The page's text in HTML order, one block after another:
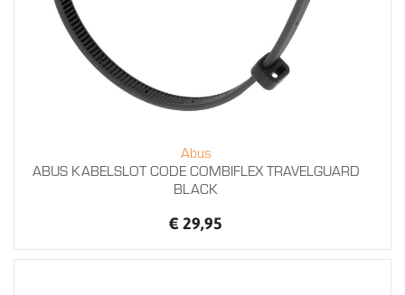
Abus
ABUS KABELSLOT CODE COMBIFLEX TRAVELGUARD
BLACK
€ 29,95